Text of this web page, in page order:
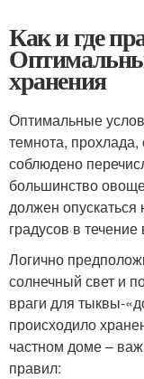
Как и где
хранения
Оптимальные
темнота,
соблюдено
большинство
должен
градусов в
Логично
солнечный свет и
враги для тыквы-
происходило
частном доме –
правил: